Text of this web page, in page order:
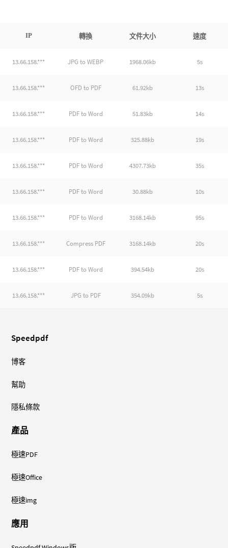
IP 轉換 文件大小 速度
13.66.158.*** JPG to WEBP 1968.06kb 5s
13.66.158.*** OFD to PDF 61.92kb 13s
13.66.158.*** PDF to Word 51.83kb 14s
13.66.158.*** PDF to Word 325.88kb 19s
13.66.158.*** PDF to Word 4307.73kb 35s
13.66.158.*** PDF to Word 30.88kb 10s
13.66.158.*** PDF to Word 3168.14kb 95s
13.66.158.*** Compress PDF 3168.14kb 20s
13.66.158.*** PDF to Word 394.54kb 20s
13.66.158.*** JPG to PDF 354.09kb 5s
Speedpdf
博客
幫助
隱私條款
產品
極速PDF
極速Office
極速img
應用